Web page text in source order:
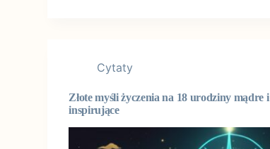
Cytaty
Złote myśli życzenia na 18 urodziny mądre i
inspirujące